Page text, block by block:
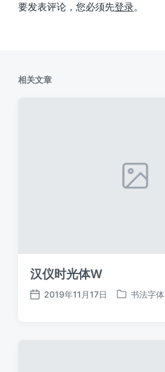
要发表评论，您必须先登录。
相关文章
汉仪时光体W
发
2019年11月17日
发
书法字体